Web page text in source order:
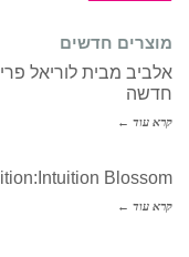
מוצרים חדשים
אלביב מבית לוריאל
חדשה
קרא עוד ←
Blossom
קרא עוד ←